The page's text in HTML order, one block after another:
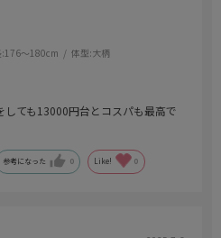
176～180cm 体型:大柄
ても13000円台とコスパも最高で
参考になった 0 Like! 0